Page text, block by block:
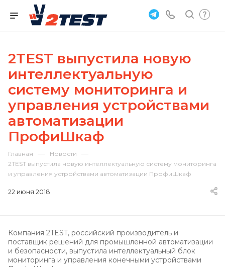
2TEST выпустила новую
интеллектуальную
систему мониторинга и
управления устройствами
автоматизации
ПрофиШкаф
Главная — Новости —
2TEST выпустила новую интеллектуальную систему мониторинга
и управления устройствами автоматизации ПрофиШкаф
22 июня 2018
Компания 2TEST, российский производитель и
поставщик решений для промышленной автоматизации
и безопасности, выпустила интеллектуальный блок
мониторинга и управления конечными устройствами